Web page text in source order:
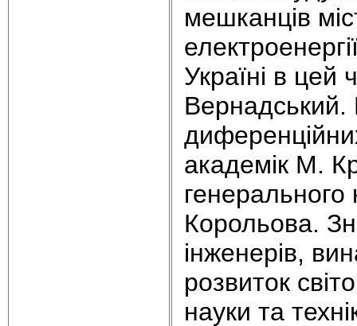
мешканців
Україні в цей
Вернадський.
академік М.
генерального
Корольова.
інженерів,
розвиток
науки та